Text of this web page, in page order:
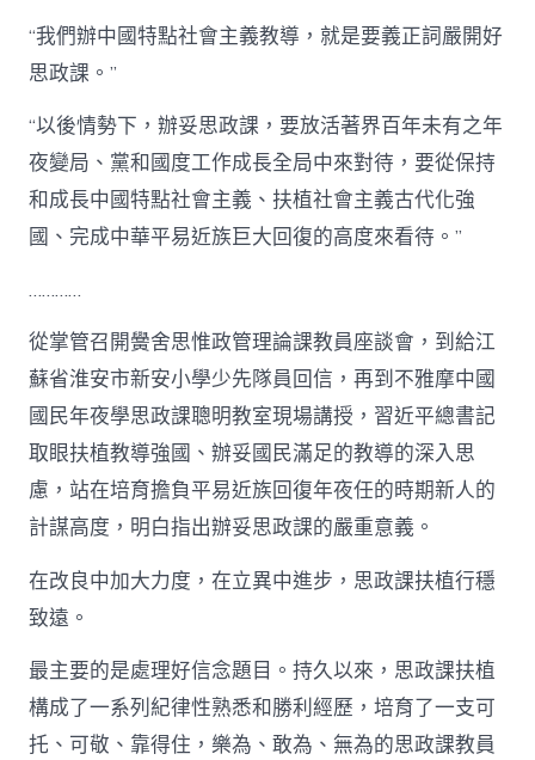
“我們辦中國特點社會主義教導，就是要義正詞嚴開好
思政課。”
“以後情勢下，辦妥思政課，要放活著界百年未有之年
夜變局、黨和國度工作成長全局中來對待，要從保持
和成長中國特點社會主義、扶植社會主義古代化強
國、完成中華平易近族巨大回復的高度來看待。”
…………
從掌管召開黌舍思惟政管理論課教員座談會，到給江
蘇省淮安市新安小學少先隊員回信，再到不雅摩中國
國民年夜學思政課聰明教室現場講授，習近平總書記
取眼扶植教導強國、辦妥國民滿足的教導的深入思
慮，站在培育擔負平易近族回復年夜任的時期新人的
計謀高度，明白指出辦妥思政課的嚴重意義。
在改良中加大力度，在立異中進步，思政課扶植行穩
致遠。
最主要的是處理好信念題目。持久以來，思政課扶植
構成了一系列紀律性熟悉和勝利經歷，培育了一支可
托、可敬、靠得住，樂為、敢為、無為的思政課教員